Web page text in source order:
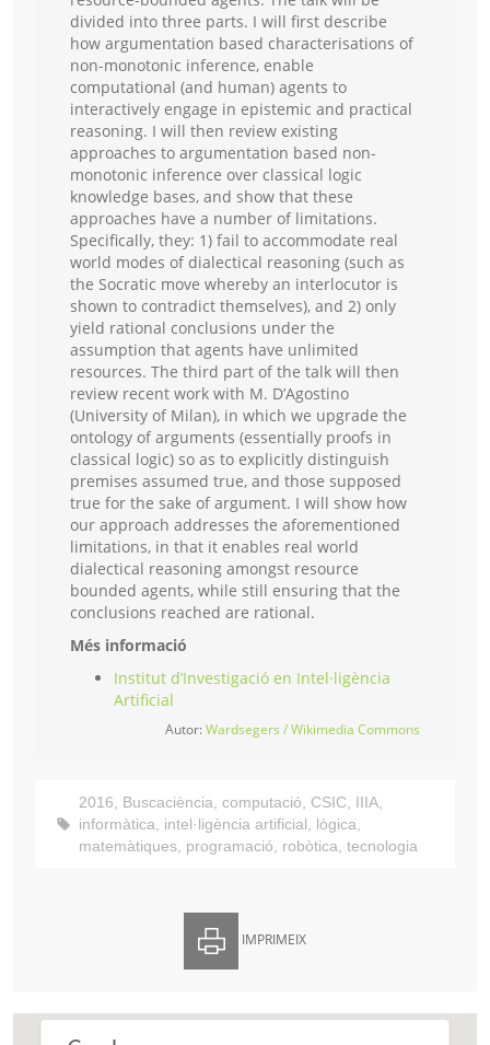
divided into three parts. I will first describe
how argumentation based characterisations of
non-monotonic inference, enable
computational (and human) agents to
interactively engage in epistemic and practical
reasoning. I will then review existing
approaches to argumentation based non-
monotonic inference over classical logic
knowledge bases, and show that these
approaches have a number of limitations.
Specifically, they: 1) fail to accommodate real
world modes of dialectical reasoning (such as
the Socratic move whereby an interlocutor is
shown to contradict themselves), and 2) only
yield rational conclusions under the
assumption that agents have unlimited
resources. The third part of the talk will then
review recent work with M. D’Agostino
(University of Milan), in which we upgrade the
ontology of arguments (essentially proofs in
classical logic) so as to explicitly distinguish
premises assumed true, and those supposed
true for the sake of argument. I will show how
our approach addresses the aforementioned
limitations, in that it enables real world
dialectical reasoning amongst resource
bounded agents, while still ensuring that the
conclusions reached are rational.
Més informació
Institut d’Investigació en Intel·ligència
Artificial
Autor:Wardsegers / Wikimedia Commons
2016, Buscaciència, computació, CSIC, IIIA,
informàtica, intel·ligència artificial, lògica,
matemàtiques, programació, robòtica, tecnologia
IMPRIMEIX